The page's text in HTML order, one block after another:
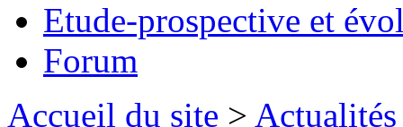
Etude-prospective et
Forum
Accueil du site > Actualités